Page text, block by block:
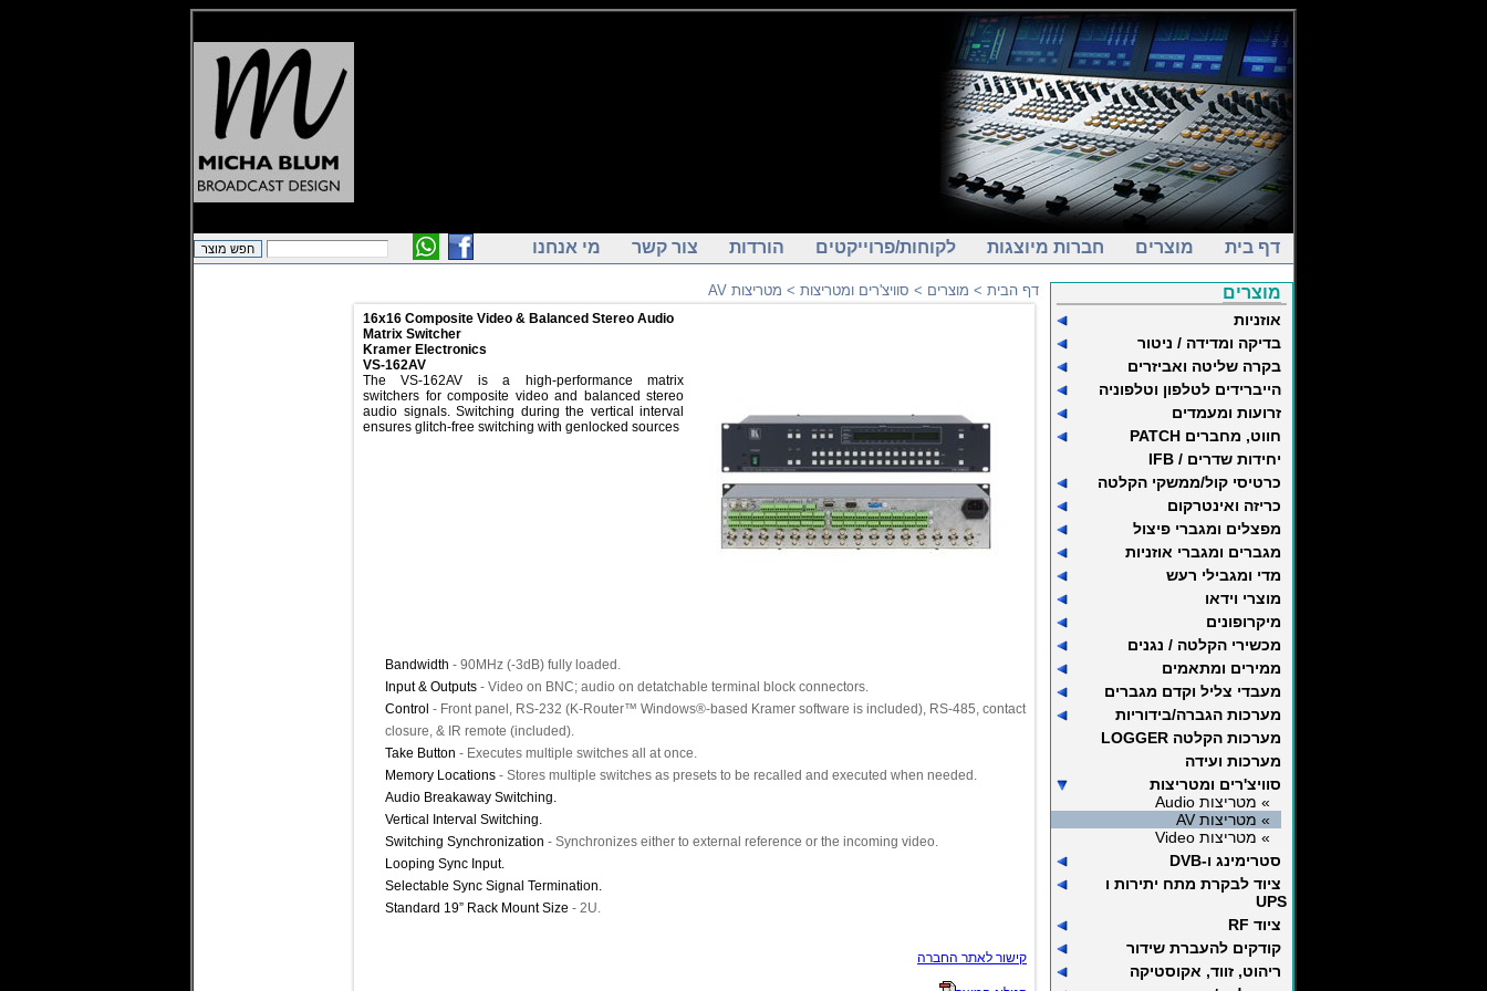
דף בית מוצרים חברות מיוצגות לקוחות/פרוייקטים הורדות צור קשר מי אנחנו
מוצרים
אוזניות
בדיקה ומדידה / ניטור
בקרה שליטה ואביזרים
הייברידים לטלפון וטלפוניה
זרועות ומעמדים
חווט, מחברים PATCH
יחידות שדרים / IFB
כרטיסי קול/ממשקי הקלטה
כריזה ואינטרקום
מפצלים ומגברי פיצול
מגברים ומגברי אוזניות
מדי ומגבילי רעש
מוצרי וידאו
מיקרופונים
מכשירי הקלטה / נגנים
ממירים ומתאמים
מעבדי צליל וקדם מגברים
מערכות הגברה/בידוריות
מערכות הקלטה LOGGER
מערכות ועידה
סוויצ'רים ומטריצות
» מטריצות Audio
» מטריצות AV
» מטריצות Video
סטרימינג ו-DVB
ציוד לבקרת מתח יתירות ו
UPS
ציוד RF
קודקים להעברת שידור
ריהוט, זווד, אקוסטיקה
דף הבית > מוצרים > סוויצ'רים ומטריצות > מטריצות AV
16x16 Composite Video & Balanced Stereo Audio
Matrix Switcher
Kramer Electronics
VS-162AV
The VS-162AV is a high-performance matrix
switchers for composite video and balanced stereo
audio signals. Switching during the vertical interval
ensures glitch-free switching with genlocked sources
Bandwidth - 90MHz (-3dB) fully loaded.
Input & Outputs - Video on BNC; audio on detatchable terminal block connectors.
Control - Front panel, RS-232 (K-Router™ Windows®-based Kramer software is included), RS-485, contact
closure, & IR remote (included).
Take Button - Executes multiple switches all at once.
Memory Locations - Stores multiple switches as presets to be recalled and executed when needed.
Audio Breakaway Switching.
Vertical Interval Switching.
Switching Synchronization - Synchronizes either to external reference or the incoming video.
Looping Sync Input.
Selectable Sync Signal Termination.
Standard 19” Rack Mount Size - 2U.
קישור לאתר החברה